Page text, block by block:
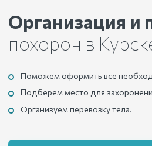
Организация и
похорон в
Поможем оформить все
Подберем место для
Организуем перевозку тела.